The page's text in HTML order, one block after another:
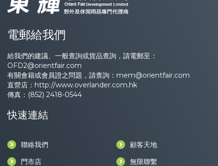
電郵給我們
給我們的建議、一般查詢或貨品查詢，請電郵至：
OFD2@orientfair.com
有關會籍或會員證之問題，請查詢： mem@orientfair.com
直營店： http://www.overlander.com.hk
傳真：(852) 2418-0544
快速連結
聯絡我們
門市店
顧客天地
無限聯繫